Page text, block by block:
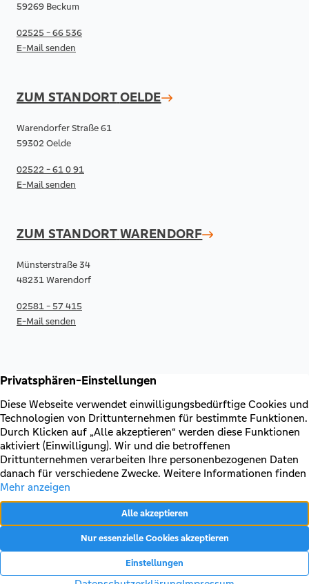
59269 Beckum
02525 - 66 536
E-Mail senden
ZUM STANDORTOELDE
Warendorfer Straße 61
59302 Oelde
02522 - 61 0 91
E-Mail senden
ZUM STANDORTWARENDORF
Münsterstraße 34
48231 Warendorf
02581 - 57 415
E-Mail senden
RECHTLICHES & KONTAKT
Kontakt
AGB & Sonderbedingungen
Erklärung zur Barrierefreiheit
Impressum
Datenschutz
VERTRAG WIDERRUFEN